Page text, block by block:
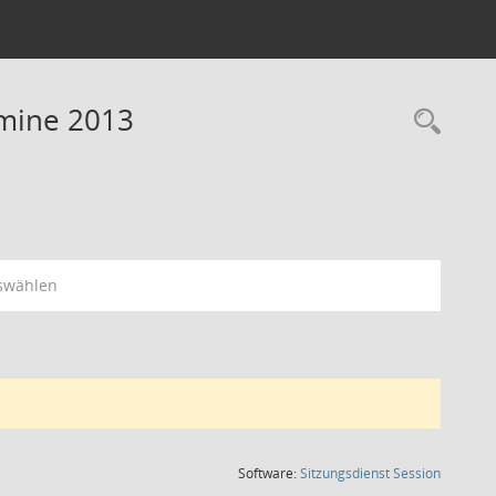
2013
Software:SitzungsdienstSession(Wird in